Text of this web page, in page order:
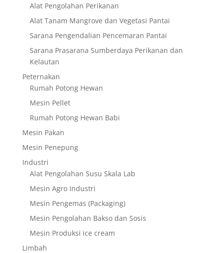
Alat Pengolahan Perikanan
Alat Tanam Mangrove dan Vegetasi Pantai
Sarana Pengendalian Pencemaran Pantai
Sarana Prasarana Sumberdaya Perikanan dan
Kelautan
Peternakan
Rumah Potong Hewan
Mesin Pellet
Rumah Potong Hewan Babi
Mesin Pakan
Mesin Penepung
Industri
Alat Pengolahan Susu Skala Lab
Mesin Agro Industri
Mesin Pengemas (Packaging)
Mesin Pengolahan Bakso dan Sosis
Mesin Produksi ice cream
Limbah